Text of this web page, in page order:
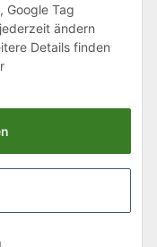
Google Tag
ändern
Details finden